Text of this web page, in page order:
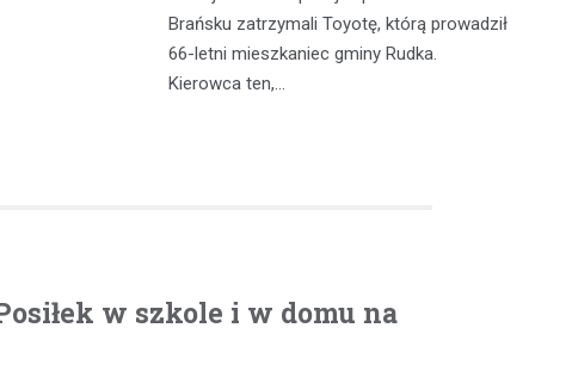
Brańsku zatrzymali Toyotę, którą prowadził
66-letni mieszkaniec gminy Rudka.
Kierowca ten,…
w szkole i w domu na